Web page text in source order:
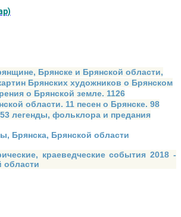
Брянске и Брянской области,
Брянских художников о Брянском
о Брянской земле. 1126
области. 11 песен о Брянске. 98
легенды, фольклора и предания
Брянска, Брянской области
краеведческие события 2018 -
области